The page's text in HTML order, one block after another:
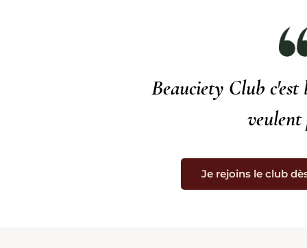
Beauciety Club c'est
veulent
Je rejoins le club